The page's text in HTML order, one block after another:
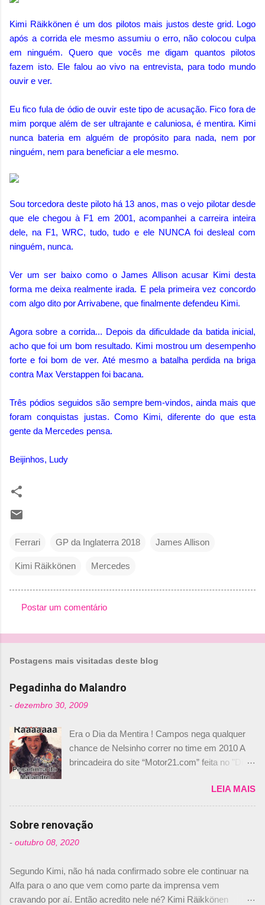
Kimi Räikkönen é um dos pilotos mais justos deste grid. Logo
após a corrida ele mesmo assumiu o erro, não colocou culpa
em ninguém. Quero que vocês me digam quantos pilotos
fazem isto. Ele falou ao vivo na entrevista, para todo mundo
ouvir e ver.
Eu fico fula de ódio de ouvir este tipo de acusação. Fico fora de
mim porque além de ser ultrajante e caluniosa, é mentira. Kimi
nunca bateria em alguém de propósito para nada, nem por
ninguém, nem para beneficiar a ele mesmo.
Sou torcedora deste piloto há 13 anos, mas o vejo pilotar desde
que ele chegou à F1 em 2001, acompanhei a carreira inteira
dele, na F1, WRC, tudo, tudo e ele NUNCA foi desleal com
ninguém, nunca.
Ver um ser baixo como o James Allison acusar Kimi desta
forma me deixa realmente irada. E pela primeira vez concordo
com algo dito por Arrivabene, que finalmente defendeu Kimi.
Agora sobre a corrida... Depois da dificuldade da batida inicial,
acho que foi um bom resultado. Kimi mostrou um desempenho
forte e foi bom de ver. Até mesmo a batalha perdida na briga
contra Max Verstappen foi bacana.
Três pódios seguidos são sempre bem-vindos, ainda mais que
foram conquistas justas. Como Kimi, diferente do que esta
gente da Mercedes pensa.
Beijinhos, Ludy
Ferrari GP da Inglaterra 2018 James Allison
Kimi Räikkönen Mercedes
o
n
t
r
i
o
Postar um comentário
Postagens mais visitadas deste blog
Pegadinha do Malandro
- dezembro 30, 2009
Era o Dia da Mentira ! Campos nega qualquer
chance de Nelsinho correr no time em 2010 A
brincadeira do site “Motor21.com” feita no "Día
de abril –, afirmando que Nelson Piquet havia
comprado 15% das ações da Campos, dando,
com isso, um lugar no time a Nelsinho Piquet,
foi esclarecida de uma vez por todas por
Daniele Audetto, diretor da escuderia. O
não será o companheiro de Bruno Senna em
2010. "Na verdade, nós recebemos uma oferta
LEIA MAIS
Sobre renovação
- outubro 08, 2020
Segundo Kimi, não há nada confirmado sobre ele continuar na
Alfa para o ano que vem como parte da imprensa vem
cravando por aí. Então acredito nele né? Kimi Räikkönen